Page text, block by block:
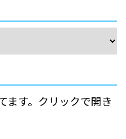
ます。クリックで開き